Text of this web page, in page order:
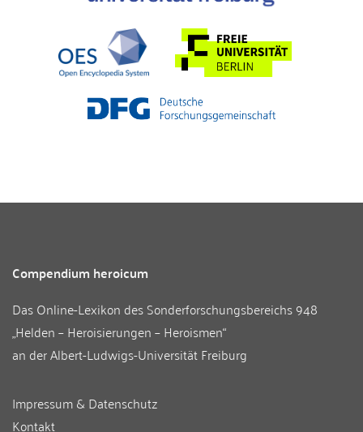
Compendium heroicum
Das Online-Lexikon desSonderforschungsbereichs 948
„Helden – Heroisierungen – Heroismen“
an derAlbert-Ludwigs-Universität Freiburg
Impressum & Datenschutz
Kontakt